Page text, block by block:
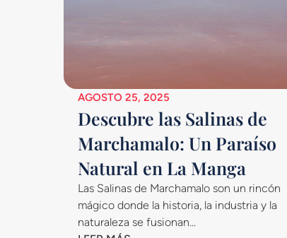
AGOSTO 25, 2025
Descubre las Salinas de
Marchamalo: Un Paraíso
Natural en La Manga
Las Salinas de Marchamalo son un rincón
mágico donde la historia, la industria y la
naturaleza se fusionan...